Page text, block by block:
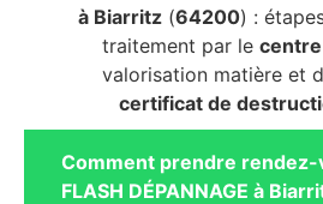
à Biarritz (64200) :
traitement par le
valorisation matière et
certificat de
Comment prendre rendez-
FLASH DÉPANNAGE à